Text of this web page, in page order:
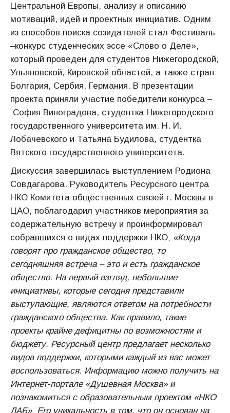
Центральной Европы, анализу и описанию
мотиваций, идей и проектных инициатив. Одним
из способов поиска созидателей стал Фестиваль
–конкурс студенческих эссе «Слово о Деле»,
который проведен для студентов Нижегородской,
Ульяновской, Кировской областей, а также стран
Болгария, Сербия, Германия. В презентации
проекта приняли участие победители конкурса –
София Виноградова, студентка Нижегородского
государственного университета им. Н. И.
Лобачевского и Татьяна Будилова, студентка
Вятского государственного университета.
Дискуссия завершилась выступлением Родиона
Совдагарова. Руководитель Ресурсного центра
НКО Комитета общественных связей г. Москвы в
ЦАО, поблагодарил участников мероприятия за
содержательную встречу и проинформировал
собравшихся о видах поддержки НКО; «Когда
говорят про гражданское общество, то
сегодняшняя встреча – это и есть гражданское
общество. На первый взгляд, небольшие
инициативы, которые сегодня представили
выступающие, являются ответом на потребности
гражданского общества. Как правило, такие
проекты крайне дефицитны по возможностям и
бюджету. Ресурсный центр предлагает несколько
видов поддержки, которыми каждый из вас может
воспользоваться. Информацию можно получить на
Интернет-портале «Душевная Москва» и
познакомиться с образовательным проектом «НКО
ЛАБ». Его уникальность в том, что он основан на